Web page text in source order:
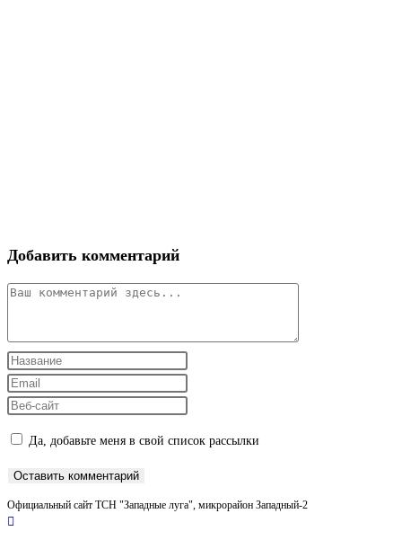
Добавить комментарий
Комментарий
Введите
свое
имя
пользователя,
прокомментировать
Введите
свой
адрес,
чтобы
Введите
вашего
веб-
(необязательно)
Да, добавьте меня в свой список рассылки
Официальный сайт ТСН "Западные луга", микрорайон Западный-2